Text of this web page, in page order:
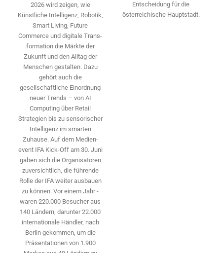
2026 wird ­zeigen, wie
Künstliche Intelligenz, Robotik,
Smart Living, Future
Commerce und digitale Trans­
formation die Märkte der
Zukunft und den Alltag der
Menschen gestalten. Dazu
gehört auch die
gesellschaftliche Einordnung
neuer Trends – von AI
Computing über Retail
Strategien bis zu sensorischer
Intelligenz im smarten
Zuhause. Auf dem Medien­
event IFA Kick-Off am 30. Juni
gaben sich die Organisatoren
zuversichtlich, die führende
Rolle der IFA weiter ausbauen
zu können. Vor einem Jahr ­
waren 220.000 Besucher aus
140 ­Ländern, ­darunter 22.000
internationale Händler, nach
Berlin gekommen, um die
Präsen­tationen von 1.900
Entscheidung für die
österreichische Hauptstadt.